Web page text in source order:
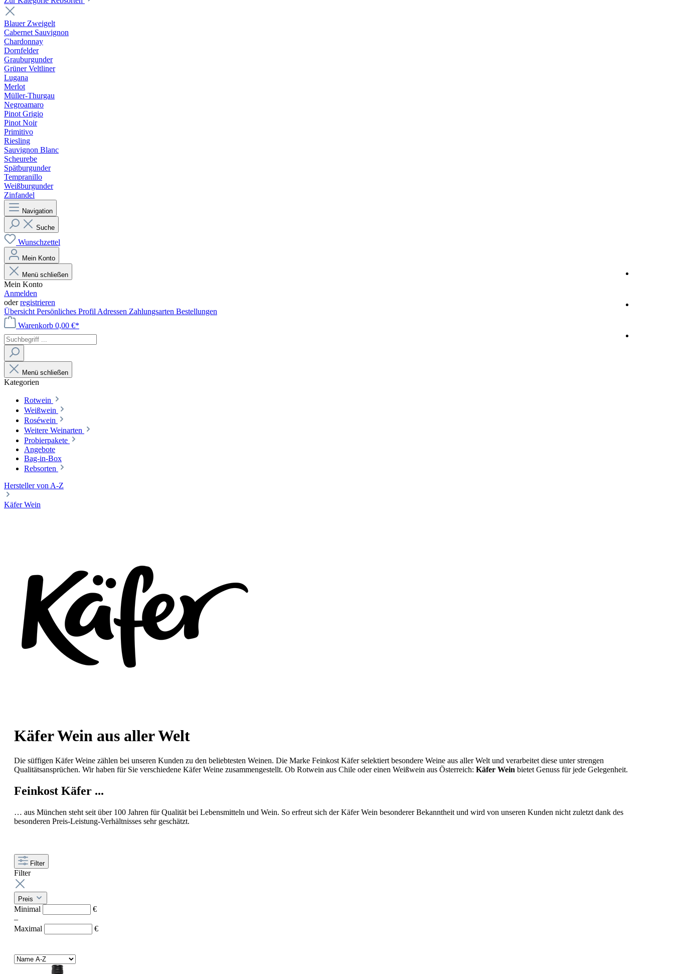
Blauer Zweigelt
Cabernet Sauvignon
Chardonnay
Dornfelder
Grauburgunder
Grüner Veltliner
Lugana
Merlot
Müller-Thurgau
Negroamaro
Pinot Grigio
Pinot Noir
Primitivo
Riesling
Sauvignon Blanc
Scheurebe
Spätburgunder
Tempranillo
Weißburgunder
Zinfandel
Navigation
Suche
Wunschzettel
Mein Konto
Menü schließen
Mein Konto
Anmelden
oderregistrieren
Übersicht Persönliches Profil Adressen Zahlungsarten Bestellungen
Warenkorb 0,00 €*
Menü schließen
Kategorien
Rotwein
Weißwein
Roséwein
Weitere Weinarten
Probierpakete
Angebote
Bag-in-Box
Rebsorten
Hersteller von A-Z
Käfer Wein
Käfer Wein aus aller Welt
Die süffigen Käfer Weine zählen bei unseren Kunden zu den beliebtesten Weinen. Die Marke Feinkost Käfer selektiert besondere Weine aus aller Welt und verarbeitet diese unter strengen
Qualitätsansprüchen. Wir haben für Sie verschiedene Käfer Weine zusammengestellt. Ob Rotwein aus Chile oder einen Weißwein aus Österreich: Käfer Wein bietet Genuss für jede Gelegenheit.
Feinkost Käfer ...
… aus München steht seit über 100 Jahren für Qualität bei Lebensmitteln und Wein. So erfreut sich der Käfer Wein besonderer Bekanntheit und wird von unseren Kunden nicht zuletzt dank des
besonderen Preis-Leistung-Verhältnisses sehr geschätzt.
Filter
Filter
Preis
Minimal
€
–
Maximal
€